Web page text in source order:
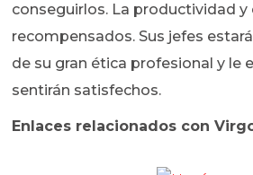
conseguirlos. La productividad y
recompensados. Sus jefes
de su gran ética profesional y le
sentirán satisfechos.
Enlaces relacionados con